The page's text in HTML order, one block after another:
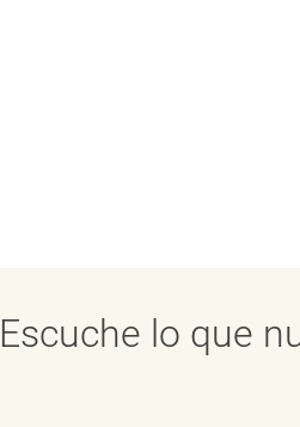
Escuche lo que